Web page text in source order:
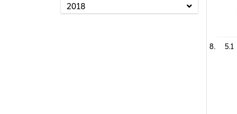
2018
5.1